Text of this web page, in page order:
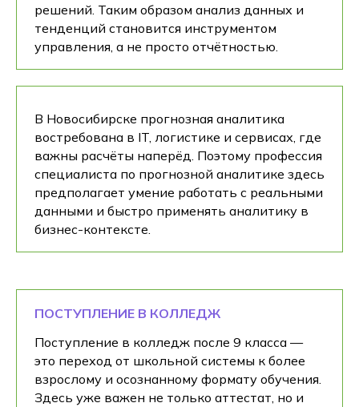
решений. Таким образом анализ данных и
тенденций становится инструментом
управления, а не просто отчётностью.
В Новосибирске прогнозная аналитика
востребована в IT, логистике и сервисах, где
важны расчёты наперёд. Поэтому профессия
специалиста по прогнозной аналитике здесь
предполагает умение работать с реальными
данными и быстро применять аналитику в
бизнес-контексте.
ПОСТУПЛЕНИЕ В КОЛЛЕДЖ
Поступление в колледж после 9 класса —
это переход от школьной системы к более
взрослому и осознанному формату обучения.
Здесь уже важен не только аттестат, но и